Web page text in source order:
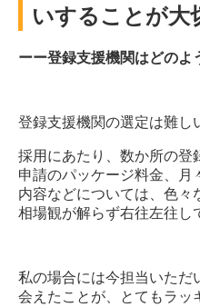
いすることが大
ーー登録支援機関はどのよ
登録支援機関の選定は難し
採用にあたり、数か所の登
申請のパッケージ料金、月
内容などについては、色々
相場観が解らず右往左往し
私の場合には今担当いただ
会えたことが、とてもラッ